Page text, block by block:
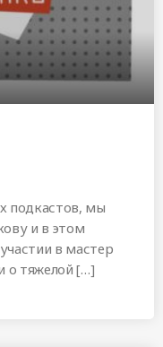
подкастов, мы
и в этом
в мастер
о тяжелой […]